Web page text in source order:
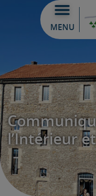
MENU
l’Intérieur